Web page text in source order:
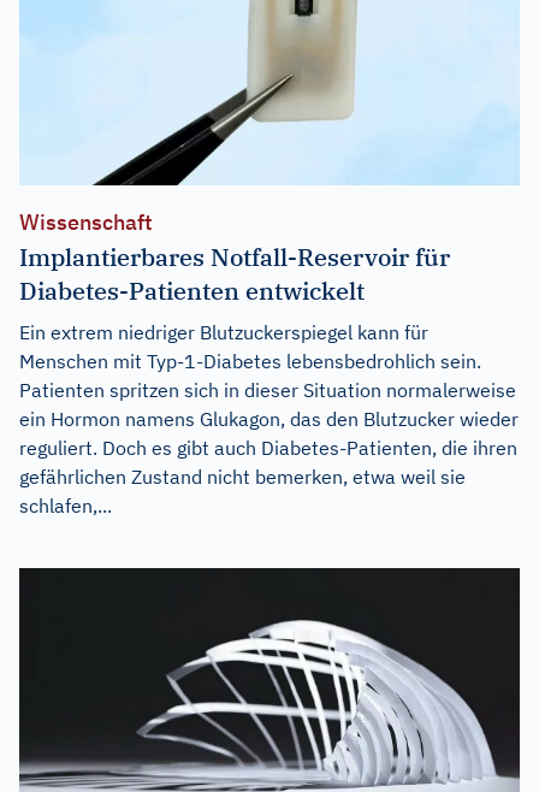
Wissenschaft
Implantierbares Notfall-Reservoir für
Diabetes-Patienten entwickelt
Ein extrem niedriger Blutzuckerspiegel kann für
Menschen mit Typ-1-Diabetes lebensbedrohlich sein.
Patienten spritzen sich in dieser Situation normalerweise
ein Hormon namens Glukagon, das den Blutzucker wieder
reguliert. Doch es gibt auch Diabetes-Patienten, die ihren
gefährlichen Zustand nicht bemerken, etwa weil sie
schlafen,...